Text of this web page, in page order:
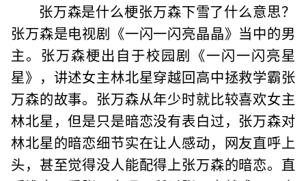
张万森是什么梗张万森下雪了什么意思？
张万森是电视剧《一闪一闪亮晶晶》当中的男
主。张万森梗出自于校园剧《一闪一闪亮星
星》，讲述女主林北星穿越回高中拯救学霸张
万森的故事。张万森从年少时就比较喜欢女主
林北星，但是只是暗恋没有表白过，张万森对
林北星的暗恋细节实在让人感动，网友直呼上
头，甚至觉得没人能配得上张万森的暗恋。直